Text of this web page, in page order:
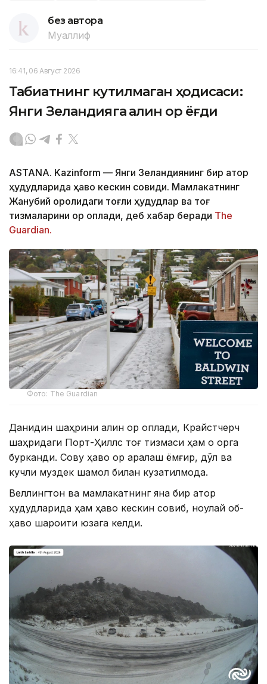
без автора
Муаллиф
16:41, 06 Август 2026
Табиатнинг кутилмаган ҳодисаси:
Янги Зеландияга қалин қор ёғди
ASTANA. Kazinform — Янги Зеландиянинг бир қатор
ҳудудларида ҳаво кескин совиди. Мамлакатнинг
Жанубий оролидаги тоғли ҳудудлар ва тоғ
тизмаларини қор қоплади, деб хабар беради The
Guardian.
Фото: The Guardian
Данидин шаҳрини қалин қор қоплади, Крайстчерч
шаҳридаги Порт-Ҳиллс тоғ тизмаси ҳам оқ қорга
бурканди. Совуқ ҳаво қор аралаш ёмғир, дўл ва
кучли муздек шамол билан кузатилмоқда.
Веллингтон ва мамлакатнинг яна бир қатор
ҳудудларида ҳам ҳаво кескин совиб, ноқулай об-
ҳаво шароити юзага келди.